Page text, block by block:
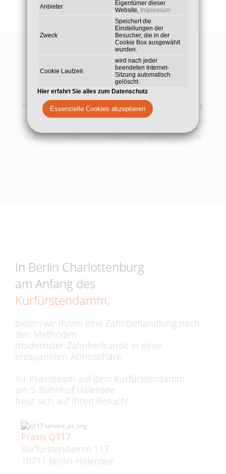
Anbieter
Eigentümer dieser
Website, Impressum
Zweck
Speichert die
Einstellungen der
Besucher, die in der
Cookie Box ausgewählt
wurden.
Cookie Laufzeit
wird nach jeder
beendeten Internet-
Sitzung automatisch
gelöscht.
Hier erfahrt Sie alles zum Datenschutz
Essenzielle Cookies akzeptieren
Sprech- undBehandlungszeiten
Montag
09:00
19:00
Dienstag
09:00
19:00
Mittwoch
09:00
19:00
Donnerstag
09:00
19:00
Freitag
09:00
19:00
In Berlin Charlottenburg
am Anfang des
Kurfürstendamm,
bieten wir Ihnen eine Zahnbehandlung nach
den Methoden
modernster Zahnheilkunde in einer
entspannten Atmosphäre.
Ihr Praxisteam auf dem Kurfürstendamm
am S-Bahnhof Halensee
freut sich auf Ihren Besuch!
Praxis Q117
Kurfürstendamm 117
10711 Berlin-Halensee